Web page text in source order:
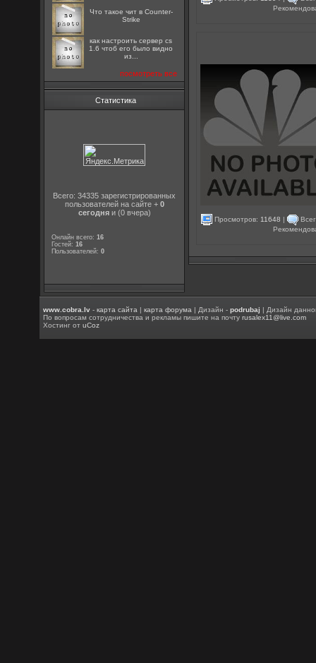
Что такое чит в Counter-
Strike
как настроить сервер cs
1.6 чтоб его было видно
из...
посмотреть все
Статистика
Всего: 34335 зарегистрированных
пользователей на сайте + 0
сегодняи (0 вчера)
Онлайн всего:16
Гостей:16
Пользователей:0
Просмотров: 11648 |
www.cobra.lv -карта сайта |карта форума | Дизайн -podrubaj | Дизайн
По вопросам сотрудничества и рекламы пишите на почтуrusalex11@live.com
Хостинг отuCoz